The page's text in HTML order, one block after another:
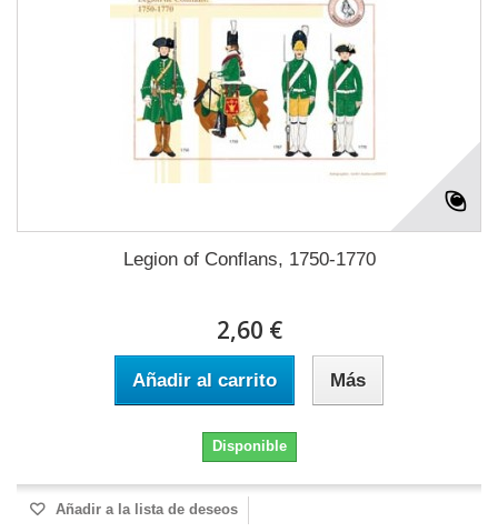
Legion of Conflans, 1750-1770
2,60 €
Añadir al carrito Más
Disponible
Añadir a la lista de deseos